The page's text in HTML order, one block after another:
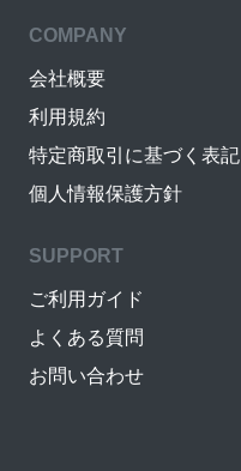
COMPANY
会社概要
利用規約
特定商取引に基づく表記
個人情報保護方針
SUPPORT
ご利用ガイド
よくある質問
お問い合わせ